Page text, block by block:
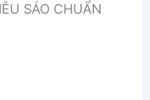
SÁO CHUẨN